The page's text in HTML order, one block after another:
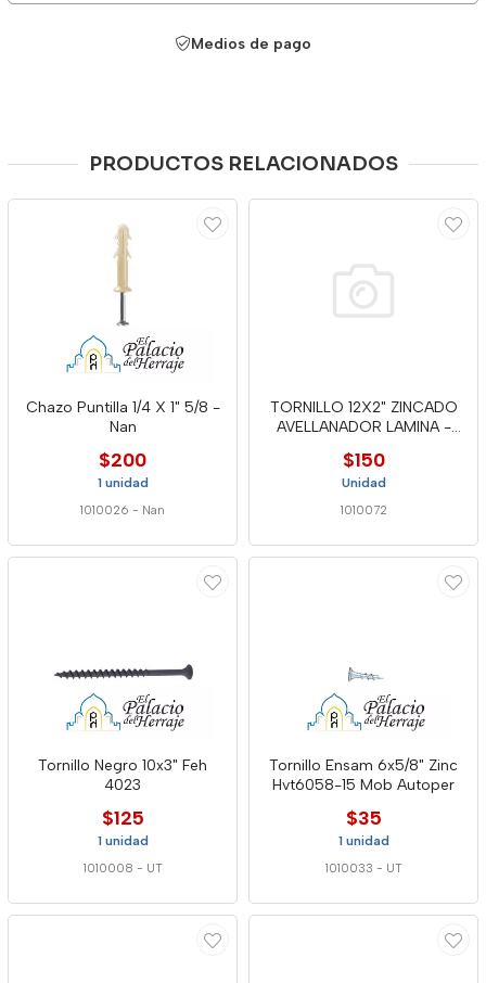
Medios de pago
PRODUCTOS RELACIONADOS
Chazo Puntilla 1/4 X 1" 5/8 -
Nan
$200
1 unidad
1010026 - Nan
TORNILLO 12X2" ZINCADO
AVELLANADOR LAMINA -
$150
Unidad
1010072
Tornillo Negro 10x3" Feh
4023
$125
1 unidad
1010008 - UT
Tornillo Ensam 6x5/8" Zinc
Hvt6058-15 Mob Autoper
$35
1 unidad
1010033 - UT